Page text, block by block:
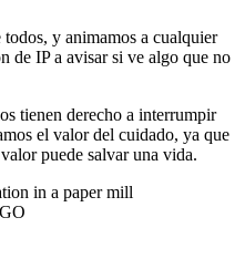
y animamos a cualquier
de IP a avisar si ve algo que no
tienen derecho a interrumpir
el valor del cuidado, ya que
puede salvar una vida.